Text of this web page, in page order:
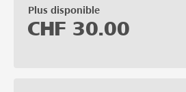
Plus disponible
CHF 30.00